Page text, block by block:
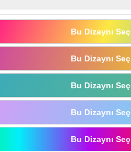
Bu Dizaynı Seç
Bu Dizaynı Seç
Bu Dizaynı Seç
Bu Dizaynı Seç
Bu Dizaynı Seç